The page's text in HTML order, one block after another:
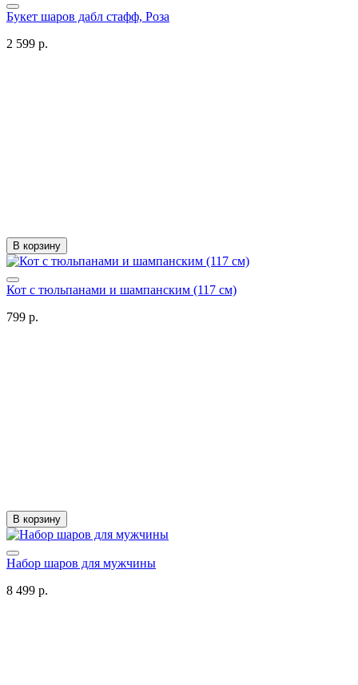
Букет шаров дабл стафф, Роза
2 599 р.
В корзину
Кот с тюльпанами и шампанским (117 см)
799 р.
В корзину
Набор шаров для мужчины
8 499 р.